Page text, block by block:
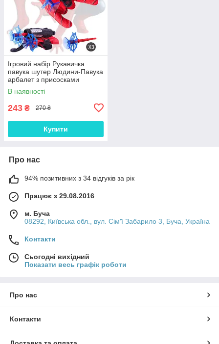
Ігровий набір Рукавичка
павука шутер Людини-Павука
арбалет з присосками
В наявності
243 ₴ 270 ₴
Купити
Про нас
94% позитивних з 34 відгуків за рік
Працює з 29.08.2016
м. Буча
08292, Київська обл., вул. Сім'ї Забарило 3, Буча, Україна
Контакти
Сьогодні вихідний
Показати весь графік роботи
Про нас
Контакти